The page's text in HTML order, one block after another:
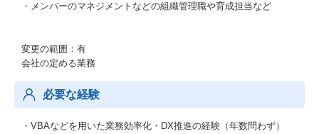
・メンバーのマネジメントなどの組織管理職や育成担当など
変更の範囲：有
会社の定める業務
必要な経験
・VBAなどを用いた業務効率化・DX推進の経験（年数問わず）